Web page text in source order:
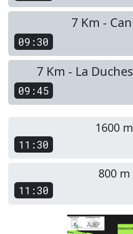
7 Km -
09:30
7 Km - La
09:45
1600 m
11:30
800 m
11:30